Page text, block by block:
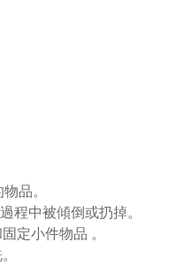
品。
中被傾倒或扔掉。
定小件物品 。